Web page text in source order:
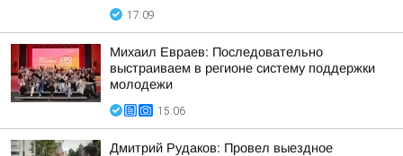
17:09
Михаил Евраев: Последовательно
выстраиваем в регионе систему поддержки
молодежи
15:06
Дмитрий Рудаков: Провел выездное